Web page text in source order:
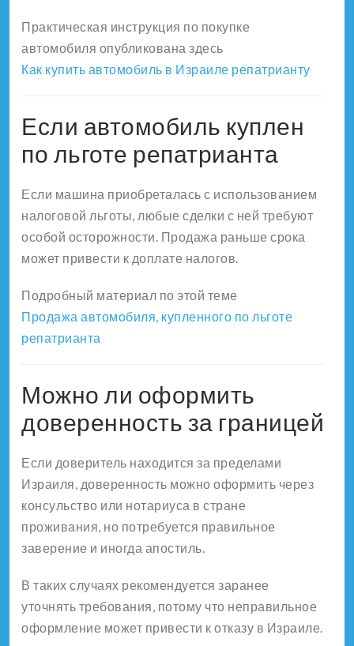
Практическая инструкция по покупке
автомобиля опубликована здесь
Как купить автомобиль в Израиле репатрианту
Если автомобиль куплен
по льготе репатрианта
Если машина приобреталась с использованием
налоговой льготы, любые сделки с ней требуют
особой осторожности. Продажа раньше срока
может привести к доплате налогов.
Подробный материал по этой теме
Продажа автомобиля, купленного по льготе
репатрианта
Можно ли оформить
доверенность за границей
Если доверитель находится за пределами
Израиля, доверенность можно оформить через
консульство или нотариуса в стране
проживания, но потребуется правильное
заверение и иногда апостиль.
В таких случаях рекомендуется заранее
уточнять требования, потому что неправильное
оформление может привести к отказу в Израиле.